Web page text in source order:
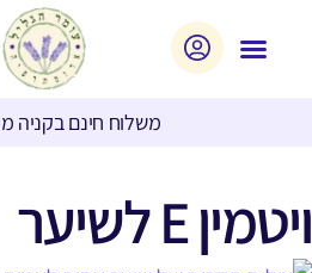
משלוח חינם בקניה מעל
ויטמין E לשיער